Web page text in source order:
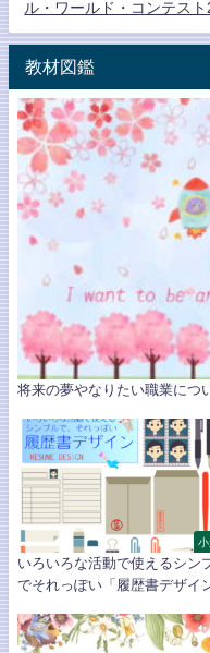
ル・ワールド・コンテス
教材図鑑
将来の夢やなりたい職業につ
いろいろな活動で使えるシン
でそれっぽい「履歴書デザイ